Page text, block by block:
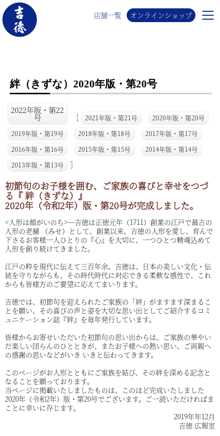
店舗一覧 オンラインショップ
絆（きずな）2020年版・第20号
2022年版・第22
号 ［ 2021年版・第21号
2020年版・第20号
2019年版・第19号
2018年版・第18号
2017年版・第17号
2016年版・第16号
2015年版・第15号
2014年版・第14号
2013年版・第13号
］
初節句のお子様を囲む、ご家族の喜びと幸せをつづ
る『 絆（きずな）』
2020年（令和2年）版・第20号が完成しました。
<人形は顔がいのち>―吉徳は正徳元年（1711）創業の江戸で最古の
人形の老舗 （みせ）として、創業以来、吉徳の人形を愛し、育んで
下さるお客様一人ひとりの『心』を大切に、一つひとつ精魂込めて
人形を創り続けてきました。
江戸の粋を現代に伝えて三百年余。吉徳は、日本の美しい文化・伝
統を守りながらも、その時代時代に対応できる柔軟な感性で、これ
からも皆様方のご要望に応えてまいります。
吉徳では、初節句を迎えられたご家族の「絆」がますます深まるこ
とを願い、その喜びの声と姿を大切な思い出としてご紹介するコミ
ュニケーション誌『絆』を毎年発行しています。
皆様からお寄せいただいた初節句の思い出からは、ご家族の華やい
だ楽しい団らんのひとときが、またお子様への熱い思い、ご両親へ
の感謝の思いなどがいき いきと伝わってきます。
このページがお人形とともにご家族を結び、その絆を深める記念と
なることを願っております。
当ページに掲載いたしましたものは、このほど完成いたしました
2020年（令和2年）版・第20号でございます。ご一読いただければま
ことに幸いに存じます。
2019年年12月
吉徳 広報室